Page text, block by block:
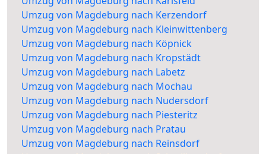
Umzug von Magdeburg nach Kerzendorf
Umzug von Magdeburg nach Kleinwittenberg
Umzug von Magdeburg nach Köpnick
Umzug von Magdeburg nach Kropstädt
Umzug von Magdeburg nach Labetz
Umzug von Magdeburg nach Mochau
Umzug von Magdeburg nach Nudersdorf
Umzug von Magdeburg nach Piesteritz
Umzug von Magdeburg nach Pratau
Umzug von Magdeburg nach Reinsdorf